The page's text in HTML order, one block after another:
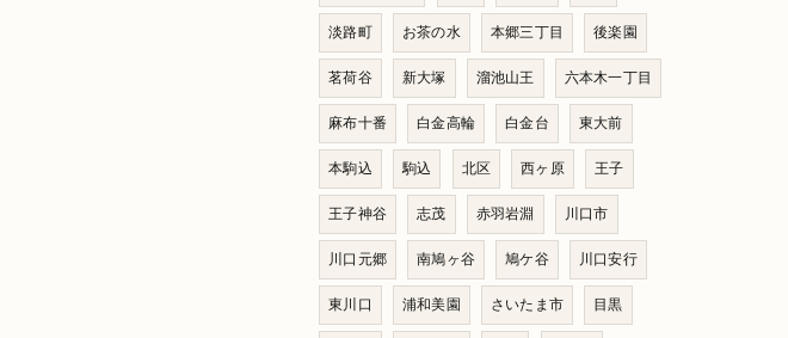
淡路町 お茶の水 本郷三丁目 後楽園
茗荷谷 新大塚 溜池山王 六本木一丁目
麻布十番 白金高輪 白金台 東大前
本駒込 駒込 北区 西ヶ原 王子
王子神谷 志茂 赤羽岩淵 川口市
川口元郷 南鳩ヶ谷 鳩ケ谷 川口安行
東川口 浦和美園 さいたま市 目黒